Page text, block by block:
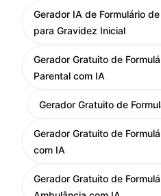
Gerador IA de Formulário
para Gravidez Inicial
Gerador Gratuito de
Parental com IA
Gerador Gratuito de
Gerador Gratuito de
com IA
Gerador Gratuito de